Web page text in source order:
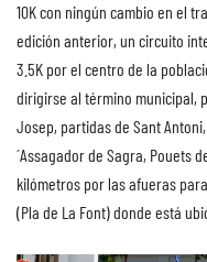
10K con ningún cambio en el
edición anterior, un circuito
3.5K por el centro de la
dirigirse al término municipal,
Josep, partidas de Sant
´Assagador de Sagra, Pouets
kilómetros por las afueras
(Pla de La Font) donde está